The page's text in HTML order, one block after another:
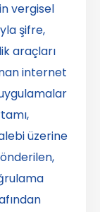
vergisel
şifre,
araçları
internet
üzerine